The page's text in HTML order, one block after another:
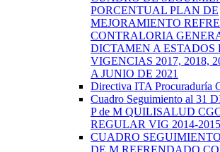
PORCENTUAL PLAN DE
MEJORAMIENTO
CONTRALORIA
DICTAMEN A ESTADOS
VIGENCIAS 2017, 2018,
A JUNIO DE 2021
Directiva ITA Procuraduría
Cuadro Seguimiento al 31
P de M QUILISALUD
REGULAR VIG 2014-
CUADRO
DE M REFRENDADO